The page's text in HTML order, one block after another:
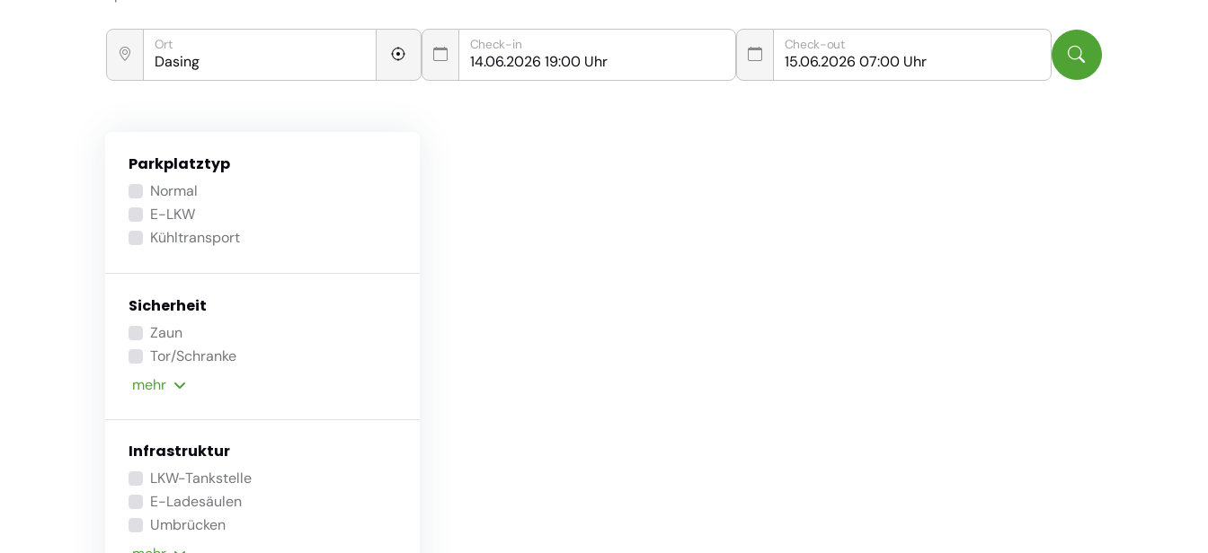
Ort Check-in Check-out
Parkplatztyp
Normal
E-LKW
Kühltransport
Sicherheit
Zaun
Tor/Schranke
mehr
Infrastruktur
LKW-Tankstelle
E-Ladesäulen
Umbrücken